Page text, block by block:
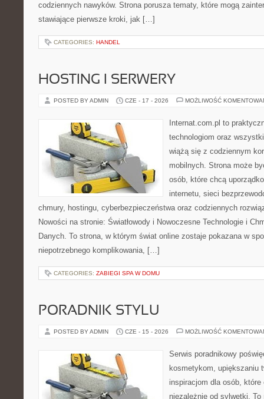
codziennych nawyków. Strona porusza tematy, które mogą
stawiające pierwsze kroki, jak […]
CATEGORIES: HANDEL
HOSTING I SERWERY
POSTED BY ADMIN CZE - 17 - 2026 MOŻLIWOŚĆ
Internat.com.pl to
technologiom oraz
wiążą się z codziennym
mobilnych. Strona może
osób, które chcą
internetu, sieci
chmury, hostingu, cyberbezpieczeństwa oraz codziennych
Nowości na stronie: Światłowody i Nowoczesne Technologie i
Danych. To strona, w którym świat online zostaje pokazana w
niepotrzebnego komplikowania, […]
CATEGORIES: ZABIEGI SPA W DOMU
PORADNIK STYLU
POSTED BY ADMIN CZE - 15 - 2026 MOŻLIWOŚĆ
Serwis poradnikowy
kosmetykom, upiększaniu
inspiracjom dla osób,
niezależnie od sylwetki.